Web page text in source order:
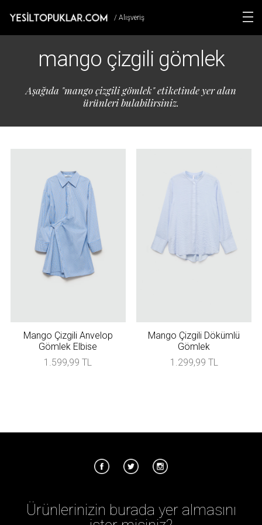
/ Alışveriş
mango çizgili gömlek
Aşağıda "mango çizgili gömlek" etiketinde yer alan
ürünleri bulabilirsiniz.
Mango Çizgili Anvelop
Gömlek Elbise
1.599,99 TL
Mango Çizgili Dökümlü
Gömlek
1.299,99 TL
Ürünlerinizin burada yer almasını